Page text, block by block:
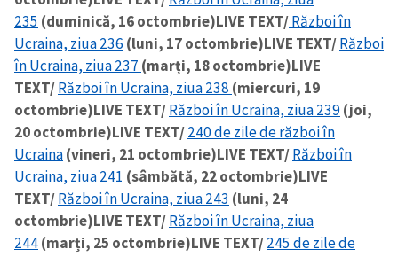
235 (duminică, 16 octombrie)LIVE TEXT/Război în
Ucraina, ziua 236 (luni, 17 octombrie)LIVE TEXT/Război
în Ucraina, ziua 237 (marți, 18 octombrie)LIVE
TEXT/Război în Ucraina, ziua 238 (miercuri, 19
octombrie)LIVE TEXT/Război în Ucraina, ziua 239(joi,
20 octombrie)LIVE TEXT/240 de zile de război în
Ucraina(vineri, 21 octombrie)LIVE TEXT/Război în
Ucraina, ziua 241 (sâmbătă, 22 octombrie)LIVE
TEXT/Război în Ucraina, ziua 243 (luni, 24
octombrie)LIVE TEXT/Război în Ucraina, ziua
244(marți, 25 octombrie)LIVE TEXT/245 de zile de